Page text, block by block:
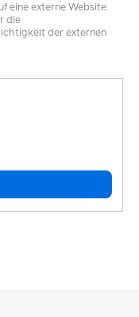
eine externe Website
die
der externen